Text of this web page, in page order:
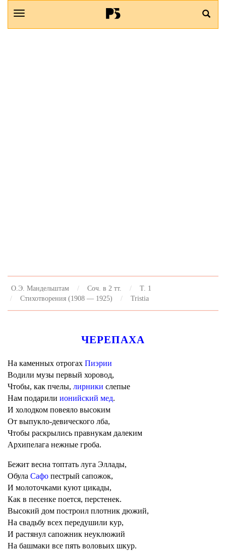
О.Э. Мандельштам Соч. в 2 тт.
Т. 1
Стихотворения (1908 — 1925)
Tristia
ЧЕРЕПАХА
На каменных отрогах Пиэрии
Водили музы первый хоровод,
Чтобы, как пчелы, лирники слепые
Нам подарили ионийский мед.
И холодком повеяло высоким
От выпукло-девического лба,
Чтобы раскрылись правнукам далеким
Архипелага нежные гроба.
Бежит весна топтать луга Эллады,
Обула Сафо пестрый сапожок,
И молоточками куют цикады,
Как в песенке поется, перстенек.
Высокий дом построил плотник дюжий,
На свадьбу всех передушили кур,
И растянул сапожник неуклюжий
На башмаки все пять воловьих шкур.